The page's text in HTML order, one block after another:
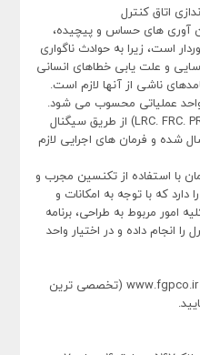
اتاق کنترل
آوری‌ های حساس و پیچیده،
است، زیرا به حوادث ناگواری
و علت ‌یابی خطاهای انسانی
ناشی از آنها لازم است.
واحد عملیاتی محسوب می شود.
کلیه اطلاعات کنترلی شامل (LRC. FRC. PRC.TRC) از طریق سیگنال
شده و فرمان های اجرایی لازم
با استفاده از تکنسین مجرب و
دارد که با توجه به امکانات و
امور مربوط به طراحی، برنامه
انجام داده و در اختیار واحد
برای کسب اطلاعات بیشتر به سایت www.fgpco.ir (تخصصی ترین